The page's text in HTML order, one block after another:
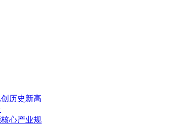
历史新高
心产业规